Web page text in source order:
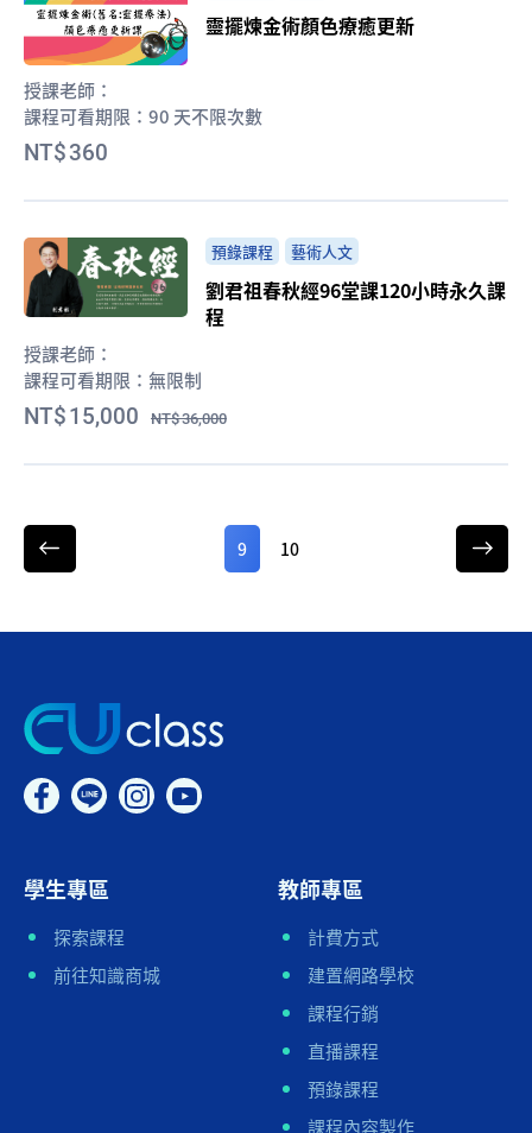
靈擺煉金術顏色療癒更新
授課老師：
課程可看期限： 90 天不限次數
360
預錄課程 藝術人文
劉君祖春秋經96堂課120小時永久課
程
授課老師：
課程可看期限： 無限制
15,000 36,000
9 10
學生專區
探索課程
前往知識商城
教師專區
計費方式
建置網路學校
課程行銷
直播課程
預錄課程
課程內容製作